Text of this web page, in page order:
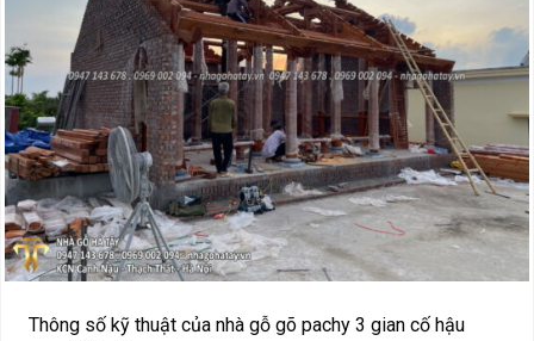
Thông số kỹ thuật của nhà gỗ gõ pachy 3 gian cố hậu